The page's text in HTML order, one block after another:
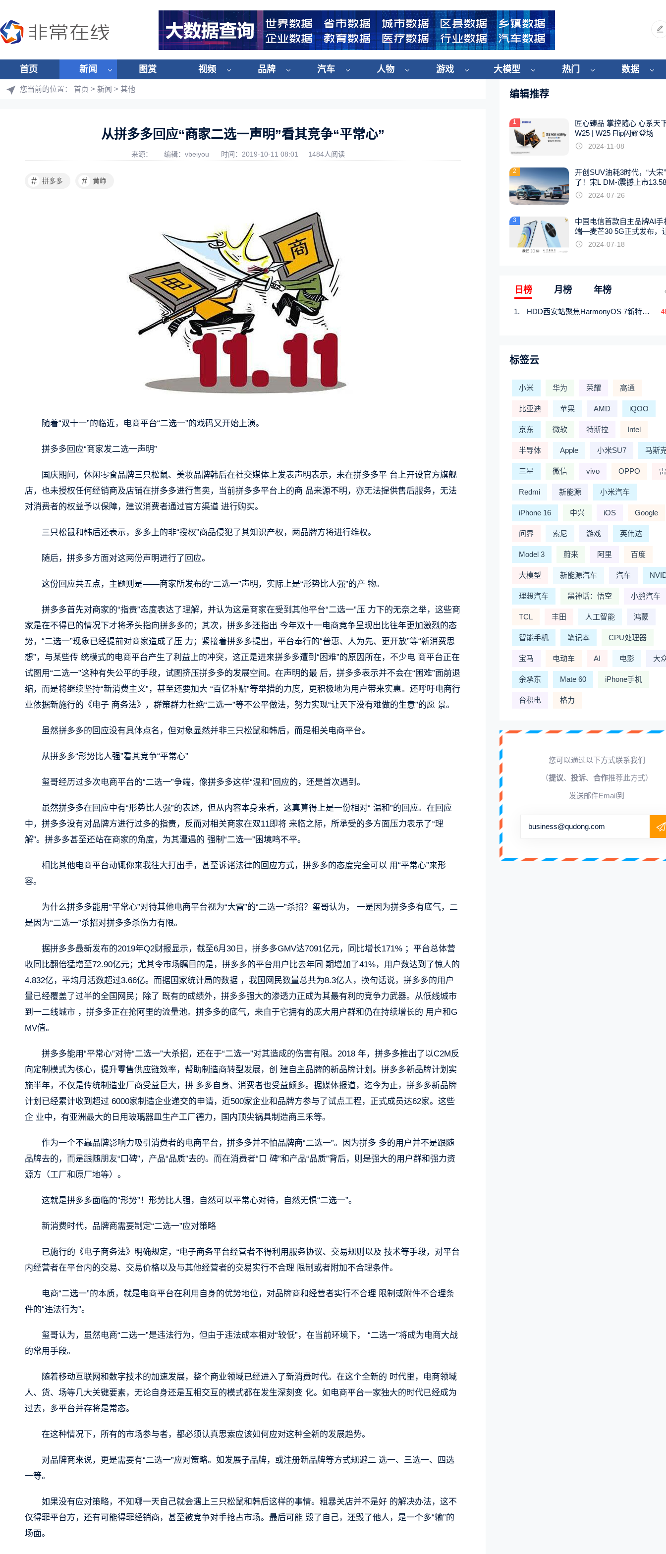
首页 新闻 图赏 视频 品牌 汽车 人物 游戏 大模型 热门 数据
您当前的位置： 首页 > 新闻 > 其他
从拼多多回应“商家二选一声明”看其竞争“平常心”
来源： 编辑：vbeiyou 时间：2019-10-11 08:01 1484人阅读
# 拼多多 # 黄峥
随着“双十一”的临近，电商平台“二选一”的戏码又开始上演。
拼多多回应“商家发二选一声明”
国庆期间，休闲零食品牌三只松鼠、美妆品牌韩后在社交媒体上发表声明表示，未在拼多多平 台上开设官方旗舰
店，也未授权任何经销商及店铺在拼多多进行售卖，当前拼多多平台上的商 品来源不明，亦无法提供售后服务，无法
对消费者的权益予以保障，建议消费者通过官方渠道 进行购买。
三只松鼠和韩后还表示，多多上的非“授权”商品侵犯了其知识产权，两品牌方将进行维权。
随后，拼多多方面对这两份声明进行了回应。
这份回应共五点，主题则是——商家所发布的“二选一”声明，实际上是“形势比人强”的产 物。
拼多多首先对商家的“指责”态度表达了理解，并认为这是商家在受到其他平台“二选一”压 力下的无奈之举，这些商
家是在不得已的情况下才将矛头指向拼多多的；其次，拼多多还指出 今年双十一电商竞争呈现出比往年更加激烈的态
势，“二选一”现象已经提前对商家造成了压 力；紧接着拼多多提出，平台奉行的“普惠、人为先、更开放”等“新消费思
想”，与某些传 统模式的电商平台产生了利益上的冲突，这正是进来拼多多遭到“困难”的原因所在，不少电 商平台正在
试图用“二选一”这种有失公平的手段，试图挤压拼多多的发展空间。在声明的最 后，拼多多表示并不会在“困难”面前退
缩，而是将继续坚持“新消费主义”，甚至还要加大 “百亿补贴”等举措的力度，更积极地为用户带来实惠。还呼吁电商行
业依据新施行的《电子 商务法》，群策群力杜绝“二选一”等不公平做法，努力实现“让天下没有难做的生意”的愿 景。
虽然拼多多的回应没有具体点名，但对象显然并非三只松鼠和韩后，而是相关电商平台。
从拼多多“形势比人强”看其竞争“平常心”
玺哥经历过多次电商平台的“二选一”争端，像拼多多这样“温和”回应的，还是首次遇到。
虽然拼多多在回应中有“形势比人强”的表述，但从内容本身来看，这真算得上是一份相对“ 温和”的回应。在回应
中，拼多多没有对品牌方进行过多的指责，反而对相关商家在双11即将 来临之际，所承受的多方面压力表示了“理
解”。拼多多甚至还站在商家的角度，为其遭遇的 强制“二选一”困境鸣不平。
相比其他电商平台动辄你来我往大打出手，甚至诉诸法律的回应方式，拼多多的态度完全可以 用“平常心”来形
容。
为什么拼多多能用“平常心”对待其他电商平台视为“大雷”的“二选一”杀招？玺哥认为， 一是因为拼多多有底气，二
是因为“二选一”杀招对拼多多杀伤力有限。
据拼多多最新发布的2019年Q2财报显示，截至6月30日，拼多多GMV达7091亿元，同比增长171% ；平台总体营
收同比翻倍猛增至72.90亿元；尤其令市场瞩目的是，拼多多的平台用户比去年同 期增加了41%，用户数达到了惊人的
4.832亿，平均月活数超过3.66亿。而据国家统计局的数据 ，我国网民数量总共为8.3亿人，换句话说，拼多多的用户
量已经覆盖了过半的全国网民；除了 既有的成绩外，拼多多强大的渗透力正成为其最有利的竞争力武器。从低线城市
到一二线城市 ，拼多多正在抢阿里的流量池。拼多多的底气，来自于它拥有的庞大用户群和仍在持续增长的 用户和G
MV值。
拼多多能用“平常心”对待“二选一”大杀招，还在于“二选一”对其造成的伤害有限。2018 年，拼多多推出了以C2M反
向定制模式为核心，提升零售供应链效率，帮助制造商转型发展，创 建自主品牌的新品牌计划。拼多多新品牌计划实
施半年，不仅是传统制造业厂商受益巨大，拼 多多自身、消费者也受益颇多。据媒体报道，迄今为止，拼多多新品牌
计划已经累计收到超过 6000家制造企业递交的申请，近500家企业和品牌方参与了试点工程，正式成员达62家。这些
企 业中，有亚洲最大的日用玻璃器皿生产工厂德力，国内顶尖锅具制造商三禾等。
作为一个不靠品牌影响力吸引消费者的电商平台，拼多多并不怕品牌商“二选一”。因为拼多 多的用户并不是跟随
品牌去的，而是跟随朋友“口碑”，产品“品质”去的。而在消费者“口 碑”和产品“品质”背后，则是强大的用户群和强力资
源方（工厂和原厂地等）。
这就是拼多多面临的“形势”！形势比人强，自然可以平常心对待，自然无惧“二选一”。
新消费时代，品牌商需要制定“二选一”应对策略
已施行的《电子商务法》明确规定，“电子商务平台经营者不得利用服务协议、交易规则以及 技术等手段，对平台
内经营者在平台内的交易、交易价格以及与其他经营者的交易实行不合理 限制或者附加不合理条件。
电商“二选一”的本质，就是电商平台在利用自身的优势地位，对品牌商和经营者实行不合理 限制或附件不合理条
件的“违法行为”。
玺哥认为，虽然电商“二选一”是违法行为，但由于违法成本相对“较低”，在当前环境下， “二选一”将成为电商大战
的常用手段。
随着移动互联网和数字技术的加速发展，整个商业领域已经进入了新消费时代。在这个全新的 时代里，电商领域
人、货、场等几大关键要素，无论自身还是互相交互的模式都在发生深刻变 化。如电商平台一家独大的时代已经成为
过去，多平台并存将是常态。
在这种情况下，所有的市场参与者，都必须认真思索应该如何应对这种全新的发展趋势。
对品牌商来说，更是需要有“二选一”应对策略。如发展子品牌，或注册新品牌等方式规避二 选一、三选一、四选
一等。
如果没有应对策略，不知哪一天自己就会遇上三只松鼠和韩后这样的事情。粗暴关店并不是好 的解决办法，这不
仅得罪平台方，还有可能得罪经销商，甚至被竞争对手抢占市场。最后可能 毁了自己，还毁了他人，是一个多“输”的
场面。
编辑推荐
1
匠心臻品 掌控随心 心系天
W25 | W25 Flip闪耀登场
2024-11-08
2
开创SUV油耗3时代，“大宋
了！宋L DM-i震撼上市
起
2024-07-26
3
中国电信首款自主品牌AI手
端—麦芒30 5G正式发布，
触手可及2024-07-18
日榜 月榜 年榜
HDD西安站聚焦HarmonyOS 7新特性，解锁从互联到智能的应用开发新范式
标签云
小米 华为 荣耀 高通
比亚迪 苹果 AMD iQOO
京东 微软 特斯拉 Intel
半导体 Apple 小米SU7 马斯
三星 微信 vivo OPPO
Redmi 新能源 小米汽车
iPhone 16 中兴 iOS Google
问界 索尼 游戏 英伟达
Model 3 蔚来 阿里 百度
大模型 新能源汽车 汽车
理想汽车 黑神话：悟空 小鹏汽车
TCL 丰田 人工智能 鸿蒙
智能手机 笔记本 CPU处理器
宝马 电动车 AI 电影 大
余承东 Mate 60 iPhone手机
台积电 格力
您可以通过以下方式联系我们
（提议、 投诉、 合作推荐此方式）
发送邮件Email到
business@qudong.com